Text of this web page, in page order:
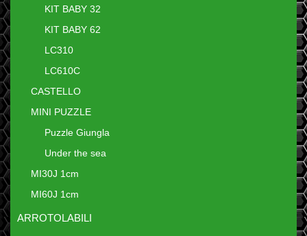
KIT BABY 32
KIT BABY 62
LC310
LC610C
CASTELLO
MINI PUZZLE
Puzzle Giungla
Under the sea
MI30J 1cm
MI60J 1cm
ARROTOLABILI